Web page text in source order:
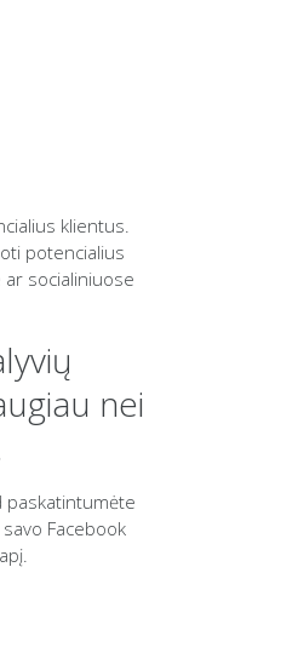
klientus.
potencialius
socialiniuose
nei
paskatintumėte
Facebook